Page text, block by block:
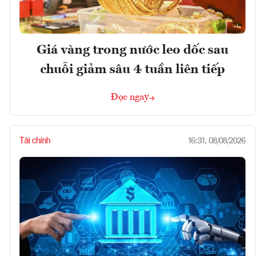
Giá vàng trong nước leo dốc sau
chuỗi giảm sâu 4 tuần liên tiếp
Đọc ngay
Tài chính 16:31, 08/08/2026